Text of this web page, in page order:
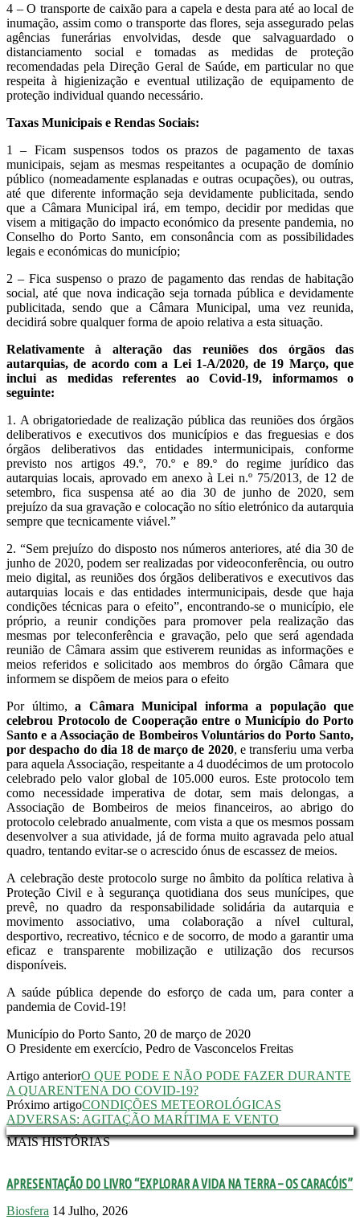
4 – O transporte de caixão para a capela e desta para até ao local de
inumação, assim como o transporte das flores, seja assegurado pelas
agências funerárias envolvidas, desde que salvaguardado o
distanciamento social e tomadas as medidas de proteção
recomendadas pela Direção Geral de Saúde, em particular no que
respeita à higienização e eventual utilização de equipamento de
proteção individual quando necessário.
Taxas Municipais e Rendas Sociais:
1 – Ficam suspensos todos os prazos de pagamento de taxas
municipais, sejam as mesmas respeitantes a ocupação de domínio
público (nomeadamente esplanadas e outras ocupações), ou outras,
até que diferente informação seja devidamente publicitada, sendo
que a Câmara Municipal irá, em tempo, decidir por medidas que
visem a mitigação do impacto económico da presente pandemia, no
Conselho do Porto Santo, em consonância com as possibilidades
legais e económicas do município;
2 – Fica suspenso o prazo de pagamento das rendas de habitação
social, até que nova indicação seja tornada pública e devidamente
publicitada, sendo que a Câmara Municipal, uma vez reunida,
decidirá sobre qualquer forma de apoio relativa a esta situação.
Relativamente à alteração das reuniões dos órgãos das
autarquias, de acordo com a Lei 1-A/2020, de 19 Março, que
inclui as medidas referentes ao Covid-19, informamos o
seguinte:
1. A obrigatoriedade de realização pública das reuniões dos órgãos
deliberativos e executivos dos municípios e das freguesias e dos
órgãos deliberativos das entidades intermunicipais, conforme
previsto nos artigos 49.º, 70.º e 89.º do regime jurídico das
autarquias locais, aprovado em anexo à Lei n.º 75/2013, de 12 de
setembro, fica suspensa até ao dia 30 de junho de 2020, sem
prejuízo da sua gravação e colocação no sítio eletrónico da autarquia
sempre que tecnicamente viável.”
2. “Sem prejuízo do disposto nos números anteriores, até dia 30 de
junho de 2020, podem ser realizadas por videoconferência, ou outro
meio digital, as reuniões dos órgãos deliberativos e executivos das
autarquias locais e das entidades intermunicipais, desde que haja
condições técnicas para o efeito”, encontrando-se o município, ele
próprio, a reunir condições para promover pela realização das
mesmas por teleconferência e gravação, pelo que será agendada
reunião de Câmara assim que estiverem reunidas as informações e
meios referidos e solicitado aos membros do órgão Câmara que
informem se dispõem de meios para o efeito
Por último, a Câmara Municipal informa a população que
celebrou Protocolo de Cooperação entre o Município do Porto
Santo e a Associação de Bombeiros Voluntários do Porto Santo,
por despacho do dia 18 de março de 2020, e transferiu uma verba
para aquela Associação, respeitante a 4 duodécimos de um protocolo
celebrado pelo valor global de 105.000 euros. Este protocolo tem
como necessidade imperativa de dotar, sem mais delongas, a
Associação de Bombeiros de meios financeiros, ao abrigo do
protocolo celebrado anualmente, com vista a que os mesmos possam
desenvolver a sua atividade, já de forma muito agravada pelo atual
quadro, tentando evitar-se o acrescido ónus de escassez de meios.
A celebração deste protocolo surge no âmbito da política relativa à
Proteção Civil e à segurança quotidiana dos seus munícipes, que
prevê, no quadro da responsabilidade solidária da autarquia e
movimento associativo, uma colaboração a nível cultural,
desportivo, recreativo, técnico e de socorro, de modo a garantir uma
eficaz e transparente mobilização e utilização dos recursos
disponíveis.
A saúde pública depende do esforço de cada um, para conter a
pandemia de Covid-19!
Município do Porto Santo, 20 de março de 2020
O Presidente em exercício, Pedro de Vasconcelos Freitas
Artigo anteriorO QUE PODE E NÃO PODE FAZER DURANTE
A QUARENTENA DO COVID-19?
Próximo artigoCONDIÇÕES METEOROLÓGICAS
ADVERSAS: AGITAÇÃO MARÍTIMA E VENTO
MAIS HISTÓRIAS
APRESENTAÇÃO DO LIVRO “EXPLORAR A VIDA NA TERRA – OS CARACÓIS”
Biosfera 14 Julho, 2026